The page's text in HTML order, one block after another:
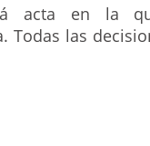
acta en la
Todas las